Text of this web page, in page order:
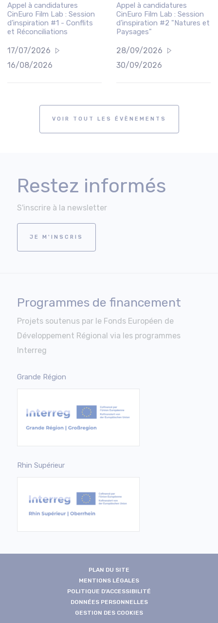
Appel à candidatures
CinEuro Film Lab : Session
d’inspiration #1 - Conflits
et Réconciliations
17/07/2026
16/08/2026
Appel à candidatures
CinEuro Film Lab : Session
d’inspiration #2 "Natures et
Paysages"
28/09/2026
30/09/2026
VOIR TOUT LES ÉVÈNEMENTS
Restez informés
S'inscrire à la newsletter
JE M'INSCRIS
Programmes de financement
Projets soutenus par le Fonds Européen de
Développement Régional via les programmes
Interreg
Grande Région
Rhin Supérieur
PLAN DU SITE
MENTIONS LÉGALES
POLITIQUE D’ACCESSIBILITÉ
DONNÉES PERSONNELLES
GESTION DES COOKIES